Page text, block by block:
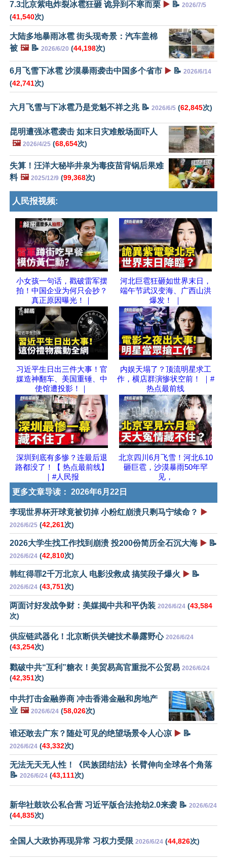
7.3北京紫电炸裂冰雹狂砸 诡异到不寒而栗 ▶️ 📝 2026/7/5
(41,540次)
大陆多地暴雨冰雹 街头现奇景：汽车盖棉
被 🖼️📝 2026/6/20 (44,198次)
6月飞雪下冰雹 沙漠暴雨袭击中国多个省市 ▶️ 📝 2026/6/14
(42,741次)
六月飞雪与下冰雹乃是党魁不祥之兆 📝 2026/6/5 (62,845次)
昆明遭强冰雹袭击 如末日灾难般场面吓人
🖼️ 2026/4/25 (68,654次)
失算！汪洋大秘毕井泉为毒疫苗背锅后果难
料 🖼️ 2025/12/9 (99,368次)
人民报视频:
小女孩一句话，戳破雷军摆
拍！中国企业为何只会抄？
真正原因曝光！｜
河北巨雹狂砸如世界末日，
端午节武汉变海、广西山洪
爆发！ ｜
习近平生日出三件大事！官
媒造神翻车、美国重锤、中
使馆遭投影！｜
内娱天塌了？顶流明星求工
作，横店群演惨状空前！ ｜#
热点最前线
深圳到底有多惨？连最后退
路都没了！【 热点最前线】
｜#人民报
北京四川6月飞雪！河北6.10
砸巨雹，沙漠暴雨50年罕
见，
更多文章导读： 2026年6月22日
李现世界杯开球竟被切掉 小粉红崩溃只剩马宁续命？ ▶️
2026/6/25 (42,261次)
2026大学生找工作找到崩溃 投200份简历全石沉大海 ▶️ 📝
2026/6/24 (42,810次)
韩红得罪2千万北京人 电影没救成 搞笑段子爆火 ▶️ 📝
2026/6/24 (43,751次)
两面讨好发战争财：美媒揭中共和平伪装 2026/6/24 (43,584
次)
供应链武器化！北京断供关键技术暴露野心 2026/6/24
(43,254次)
戳破中共“互利”糖衣！美贸易高官重批不公贸易 2026/6/24
(42,351次)
中共打击金融券商 冲击香港金融和房地产
业 🖼️ 2026/6/24 (58,026次)
谁还敢去广东？随处可见的绝望场景令人心凉 ▶️ 📝
2026/6/24 (43,332次)
无法无天无人性！《民族团结法》长臂伸向全球各个角落
📝 2026/6/24 (43,111次)
新华社鼓吹公私合营 习近平版合法抢劫2.0来袭 📝 2026/6/24
(44,835次)
全国人大政协再现异常 习权力受限 2026/6/24 (44,826次)